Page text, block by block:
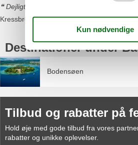
Dejligt fredeligt område
Kressbronn a. B.
Destinationer under
Bodensøen
Tilbud og rabatter på
Hold øje med gode tilbud fra vores
rabatter og unikke oplevelser.